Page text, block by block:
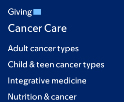
Giving
Cancer Care
Adult cancer types
Child & teen cancer types
Integrative medicine
Nutrition & cancer